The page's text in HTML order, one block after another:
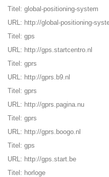
Titel: global-positioning-system
URL: http://global-positioning-
Titel: gps
URL: http://gps.startcentro.nl
Titel: gprs
URL: http://gprs.b9.nl
Titel: gprs
URL: http://gprs.pagina.nu
Titel: gprs
URL: http://gprs.boogo.nl
Titel: gps
URL: http://gps.start.be
Titel: horloge